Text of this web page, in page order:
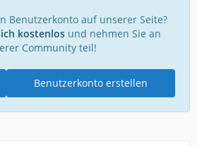
Benutzerkonto auf unserer Seite?
kostenlosund nehmen Sie an
Community teil!
Benutzerkonto erstellen